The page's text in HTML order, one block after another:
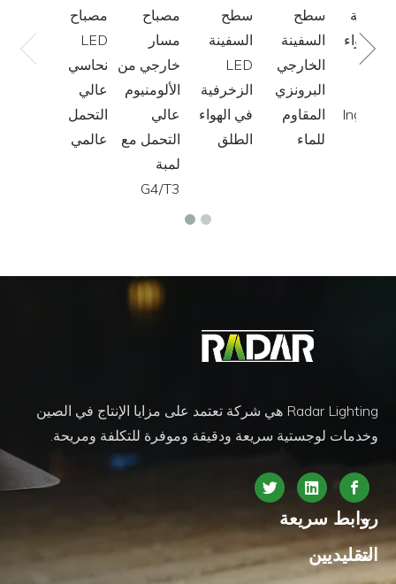
مصباح
LED
نحاسي
عالي
التحمل
عالمي
مصباح
مسار
خارجي من
الألومنيوم
عالي
التحمل مع
لمبة
G4/T3
سطح
السفينة
LED
الزخرفية
في الهواء
الطلق
سطح
السفينة
الخارجي
البرونزي
المقاوم
للماء
الهواء
Radar Lighting هي شركة تعتمد على مزايا الإنتاج في الصين
وخدمات لوجستية سريعة ودقيقة وموفرة للتكلفة ومريحة.
روابط سريعة
التقليديين